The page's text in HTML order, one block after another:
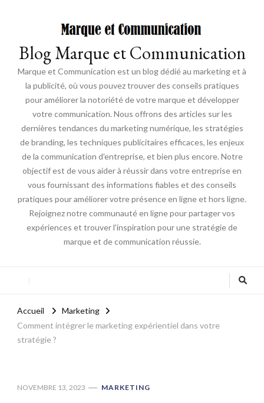
Blog Marque et Communication
Marque et Communication est un blog dédié au marketing et à
la publicité, où vous pouvez trouver des conseils pratiques
pour améliorer la notoriété de votre marque et développer
votre communication. Nous offrons des articles sur les
dernières tendances du marketing numérique, les stratégies
de branding, les techniques publicitaires efficaces, les enjeux
de la communication d'entreprise, et bien plus encore. Notre
objectif est de vous aider à réussir dans votre entreprise en
vous fournissant des informations fiables et des conseils
pratiques pour améliorer votre présence en ligne et hors ligne.
Rejoignez notre communauté en ligne pour partager vos
expériences et trouver l'inspiration pour une stratégie de
marque et de communication réussie.
Accueil
Marketing
Comment intégrer le marketing expérientiel dans votre
stratégie ?
NOVEMBRE 13, 2023 MARKETING